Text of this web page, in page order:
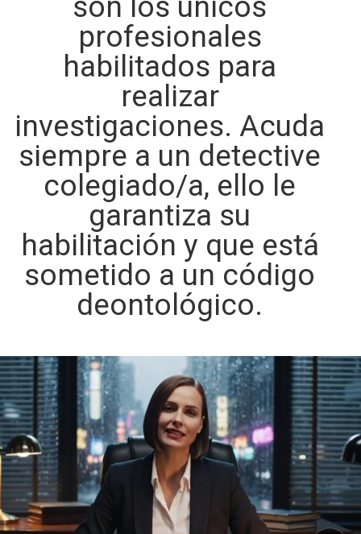
profesionales
habilitados para
realizar
investigaciones. Acuda
siempre a un detective
colegiado/a, ello le
garantiza su
habilitación y que está
sometido a un código
deontológico.